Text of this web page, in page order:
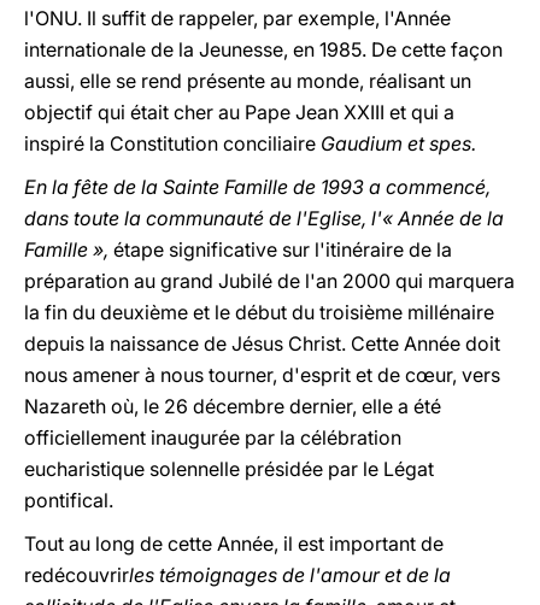
l'ONU. Il suffit de rappeler, par exemple, l'Année
internationale de la Jeunesse, en 1985. De cette façon
aussi, elle se rend présente au monde, réalisant un
objectif qui était cher au Pape Jean XXIII et qui a
inspiré la Constitution conciliaire Gaudium et spes.
En la fête de la Sainte Famille de 1993 a commencé,
dans toute la communauté de l'Eglise, l'« Année de la
Famille », étape significative sur l'itinéraire de la
préparation au grand Jubilé de l'an 2000 qui marquera
la fin du deuxième et le début du troisième millénaire
depuis la naissance de Jésus Christ. Cette Année doit
nous amener à nous tourner, d'esprit et de cœur, vers
Nazareth où, le 26 décembre dernier, elle a été
officiellement inaugurée par la célébration
eucharistique solennelle présidée par le Légat
pontifical.
Tout au long de cette Année, il est important de
redécouvrirles témoignages de l'amour et de la